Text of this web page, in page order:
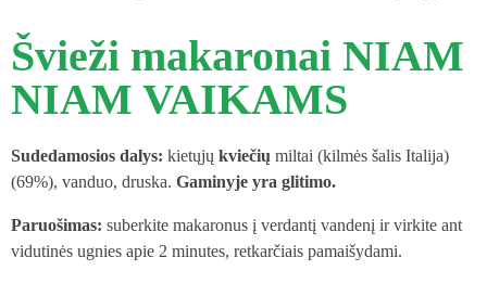
Švieži makaronai NIAM
NIAM VAIKAMS
Sudedamosios dalys: kietųjų kviečių miltai (kilmės šalis Italija)
(69%), vanduo, druska. Gaminyje yra glitimo.
Paruošimas: suberkite makaronus į verdantį vandenį ir virkite ant
vidutinės ugnies apie 2 minutes, retkarčiais pamaišydami.